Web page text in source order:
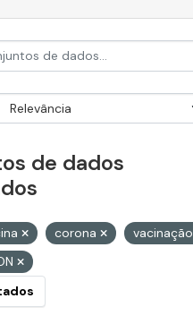
de dados
corona
vacinação